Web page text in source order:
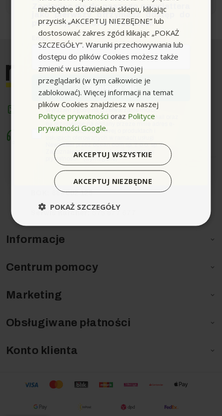
Informacje 
Centrum pomocy 
Marketing 
Obsługiwane płatności 
Konto klienta 
sklep@myjki.com
Masz do nas pytania? Zadzwoń!
Sprzedaż: 880 014 265
883 002 125
Serwis Karcher:
niezbędne do działania sklepu, klikając
przycisk „AKCEPTUJ NIEZBĘDNE” lub
dostosować zakres zgód klikając „POKAŻ
SZCZEGÓŁY”. Warunki przechowywania lub
dostępu do plików Cookies możesz także
zmienić w ustawieniach Twojej
przeglądarki (w tym całkowicie je
zablokować). Więcej informacji na temat
plików Cookies znajdziesz w naszej
Polityce prywatności oraz Polityce
prywatności Google.
AKCEPTUJ WSZYSTKIE
AKCEPTUJ NIEZBĘDNE
POKAŻ SZCZEGÓŁY
Zapisując się do naszego newslettera
jako pierwszy otrzymasz dostęp do
promocyjnych ofert i rabatów.
Zapisuję się
zgodaWyrażam zgodę na przetwarzanie moich
danych osobowych w postaci adresu e-mail oraz
na przesyłanie na podany przeze mnie adres e-
mail informacji handlowej o produktach i
Newsletter przez ocean.com sp. z o.o. sp. k.
Zapoznałem/łam się i akceptuję politykę
prywatności. *(wymagane)